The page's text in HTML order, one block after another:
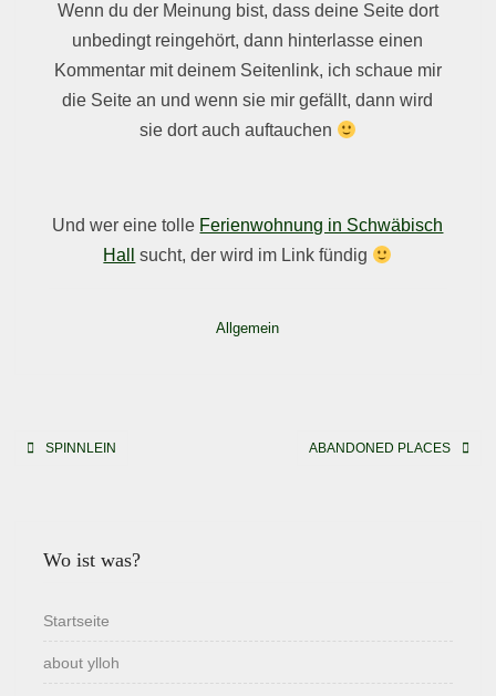
Wenn du der Meinung bist, dass deine Seite dort
unbedingt reingehört, dann hinterlasse einen
Kommentar mit deinem Seitenlink, ich schaue mir
die Seite an und wenn sie mir gefällt, dann wird
sie dort auch auftauchen
Und wer eine tolle Ferienwohnung in Schwäbisch
Hall
sucht, der wird im Link fündig
Allgemein
Beitragsnavigation
SPINNLEIN ABANDONED PLACES
Wo ist was?
Startseite
about ylloh